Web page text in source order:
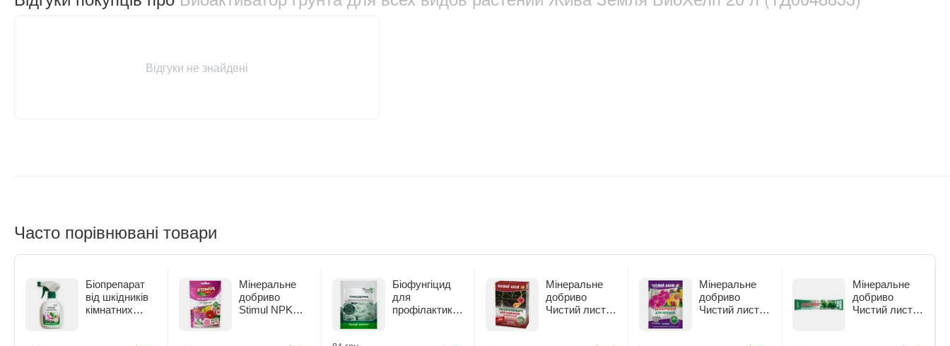
Відгуки не знайдені
Часто порівнювані товари
Біопрепарат
від шкідників
кімнатних
Мінеральне
добриво
Stimul NPK
Біофунгіцид
для
профілактики
Мінеральне
добриво
Чистий лист
Мінеральне
добриво
Чистий лист
Мінеральне
добриво
Чистий лист